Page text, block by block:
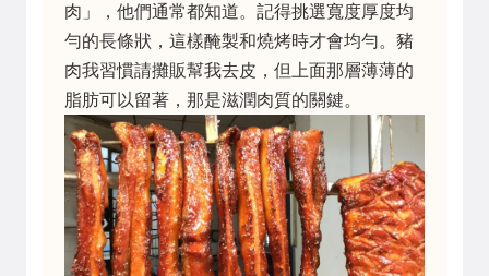
肉」，他們通常都知道。記得挑選寬度厚度均
勻的長條狀，這樣醃製和燒烤時才會均勻。豬
肉我習慣請攤販幫我去皮，但上面那層薄薄的
脂肪可以留著，那是滋潤肉質的關鍵。